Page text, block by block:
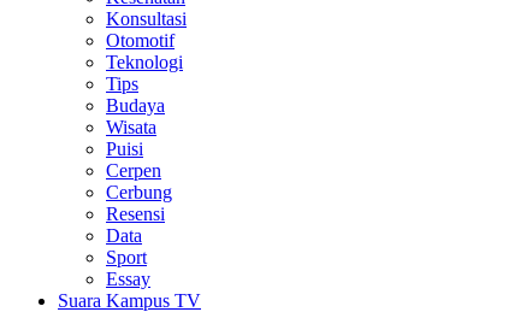
Konsultasi
Otomotif
Teknologi
Tips
Budaya
Wisata
Puisi
Cerpen
Cerbung
Resensi
Data
Sport
Essay
Suara Kampus TV